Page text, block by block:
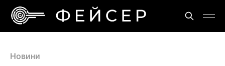
Новини